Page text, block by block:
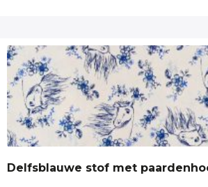
Delfsblauwe stof met